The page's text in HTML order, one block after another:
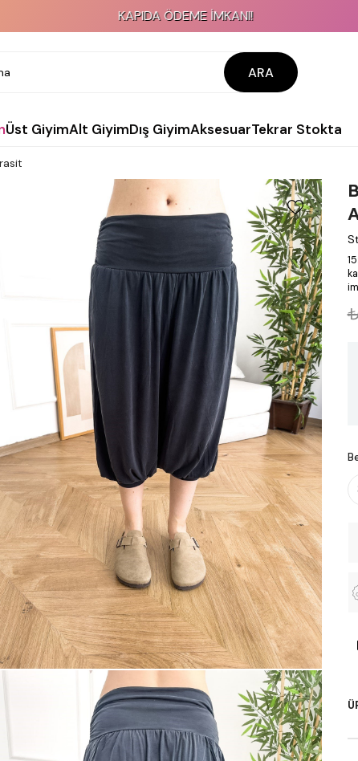
KAPIDA ÖDEME İMKANI!
ARA
Üst GiyimAlt GiyimDış GiyimAksesuarTekrar Stokta